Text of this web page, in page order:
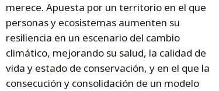
merece. Apuesta por un territorio en el que
personas y ecosistemas aumenten su
resiliencia en un escenario del cambio
climático, mejorando su salud, la calidad de
vida y estado de conservación, y en el que la
consecución y consolidación de un modelo